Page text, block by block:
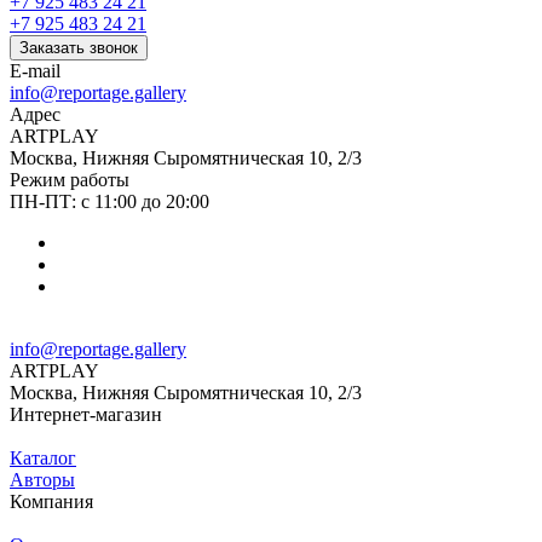
+7 925 483 24 21
Заказать звонок
E-mail
info@reportage.gallery
Адрес
ARTPLAY
Москва, Нижняя Сыромятническая 10, 2/3
Режим работы
ПН-ПТ: с 11:00 до 20:00
info@reportage.gallery
ARTPLAY
Москва, Нижняя Сыромятническая 10, 2/3
Интернет-магазин
Каталог
Авторы
Компания